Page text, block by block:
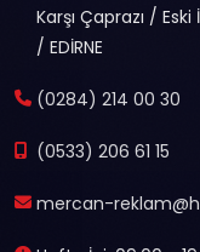
Karşı Çaprazı /
/ EDİRNE
(0284) 214 00 30
(0533) 206 61 15
mercan-